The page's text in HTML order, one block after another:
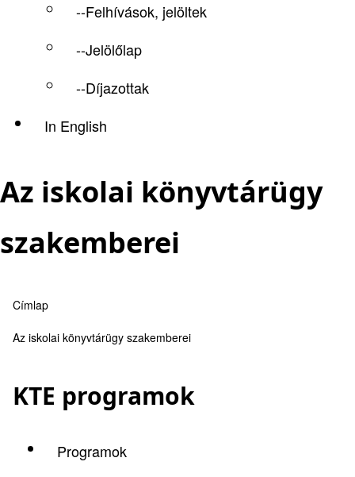
--Felhívások, jelöltek
--Jelölőlap
--Díjazottak
In English
Az iskolai könyvtárügy
szakemberei
Morzsa
Címlap
Az iskolai könyvtárügy szakemberei
KTE programok
Programok